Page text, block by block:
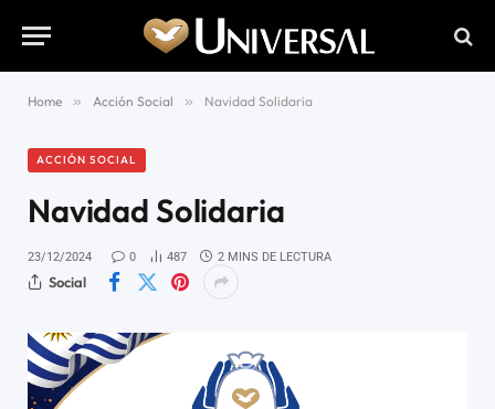
Home » Acción Social » Navidad Solidaria
ACCIÓN SOCIAL
Navidad Solidaria
23/12/2024 0 487 2 MINS DE LECTURA
Social